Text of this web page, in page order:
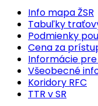
Info mapa ŽSR
Tabuľky
Podmienky
Cena za
Informácie
Všeobecné
Koridory RFC
TTR v SR